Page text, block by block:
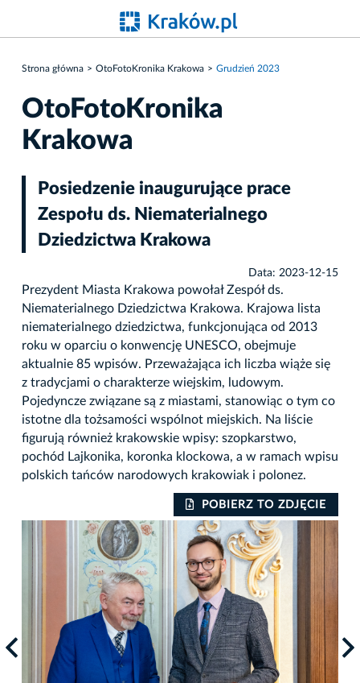
Strona główna OtoFotoKronika Krakowa Grudzień 2023
OtoFotoKronika
Krakowa
Posiedzenie inaugurujące prace
Zespołu ds. Niematerialnego
Dziedzictwa Krakowa
Data: 2023-12-15
Prezydent Miasta Krakowa powołał Zespół ds.
Niematerialnego Dziedzictwa Krakowa. Krajowa lista
niematerialnego dziedzictwa, funkcjonująca od 2013
roku w oparciu o konwencję UNESCO, obejmuje
aktualnie 85 wpisów. Przeważająca ich liczba wiąże się
z tradycjami o charakterze wiejskim, ludowym.
Pojedyncze związane są z miastami, stanowiąc o tym co
istotne dla tożsamości wspólnot miejskich. Na liście
figurują również krakowskie wpisy: szopkarstwo,
pochód Lajkonika, koronka klockowa, a w ramach wpisu
polskich tańców narodowych krakowiak i polonez.
POBIERZ TO ZDJĘCIE